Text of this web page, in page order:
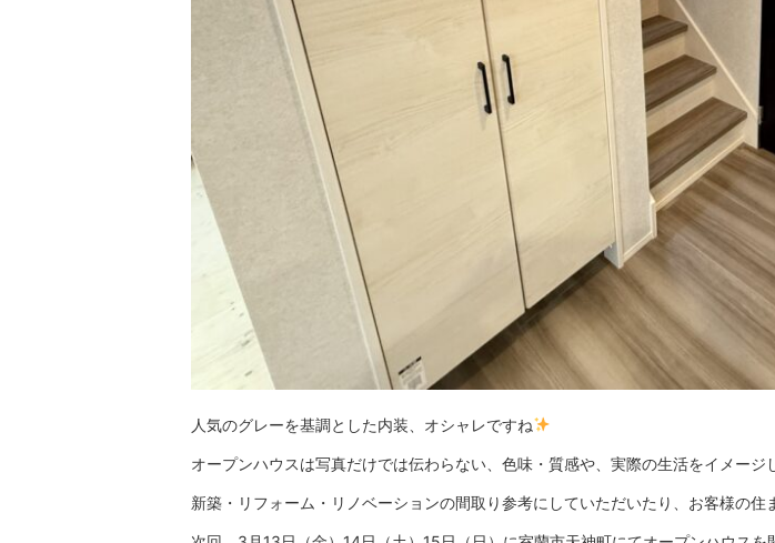
人気のグレーを基調とした内装、オシャレですね
オープンハウスは写真だけでは伝わらない、色味・質感や、実際の生活をイメージ
新築・リフォーム・リノベーションの間取り参考にしていただいたり、お客様の